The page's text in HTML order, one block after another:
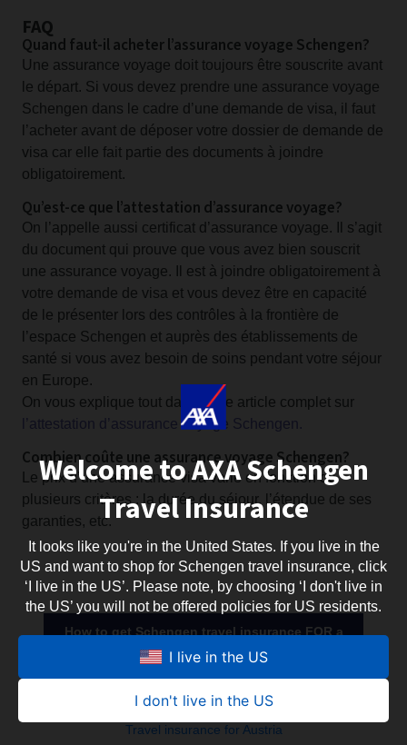
Welcome to AXA Schengen
Travel Insurance
It looks like you're in the United States. If you live in the
US and want to shop for Schengen travel insurance, click
‘I live in the US’. Please note, by choosing ‘I don't live in
the US’ you will not be offered policies for US residents.
I live in the US
I don't live in the US
FAQ
Quand faut-il acheter l’assurance voyage Schengen?
Une assurance voyage doit toujours être souscrite avant
le départ. Si vous devez prendre une assurance voyage
Schengen dans le cadre d’une demande de visa, il faut
l’acheter avant de déposer votre dossier de demande de
visa car elle fait partie des documents à joindre
obligatoirement.
Qu’est-ce que l’attestation d’assurance voyage?
On l’appelle aussi certificat d’assurance voyage. Il s’agit
du document qui prouve que vous avez bien souscrit
une assurance voyage. Il est à joindre obligatoirement à
votre demande de visa et vous devez être en capacité
de le présenter lors des contrôles à la frontière de
l’espace Schengen et auprès des établissements de
santé si vous avez besoin de soins pendant votre séjour
en Europe.
On vous explique tout dans notre article complet sur
l’attestation d’assurance voyage Schengen.
Combien coûte une assurance voyage Schengen?
Le prix d’une assurance visa varie en fonction de
plusieurs critères : la durée du séjour, l’étendue de ses
garanties, etc.
How to get Schengen travel insurance FOR a
specific Schengen country
Travel insurance for Austria